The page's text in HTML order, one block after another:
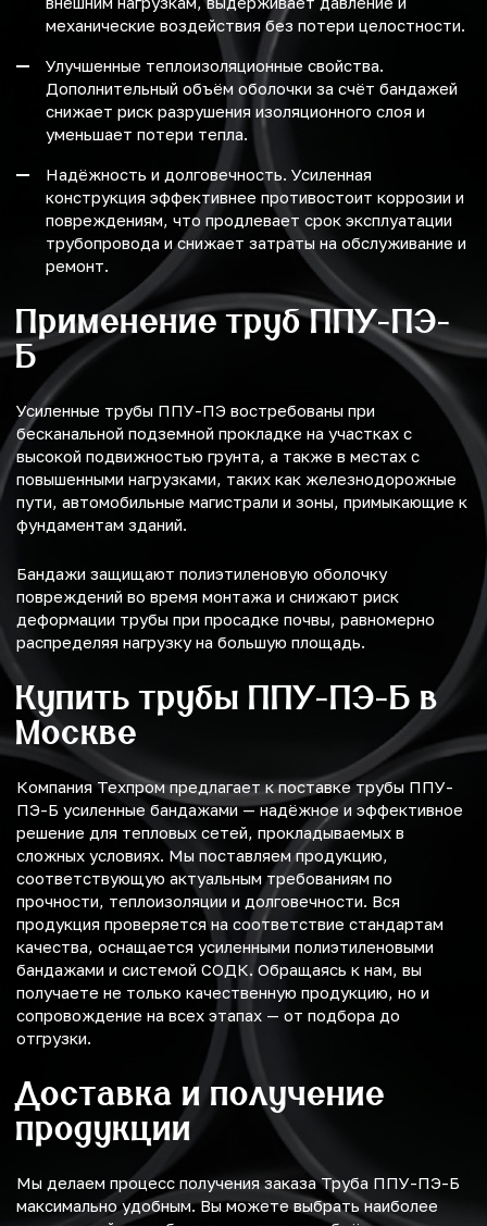
механические воздействия без потери целостности.
Улучшенные теплоизоляционные свойства.
Дополнительный объём оболочки за счёт бандажей
снижает риск разрушения изоляционного слоя и
уменьшает потери тепла.
Надёжность и долговечность. Усиленная
конструкция эффективнее противостоит коррозии и
повреждениям, что продлевает срок эксплуатации
трубопровода и снижает затраты на обслуживание и
ремонт.
Применение труб ППУ-ПЭ-
Б
Усиленные трубы ППУ-ПЭ востребованы при
бесканальной подземной прокладке на участках с
высокой подвижностью грунта, а также в местах с
повышенными нагрузками, таких как железнодорожные
пути, автомобильные магистрали и зоны, примыкающие к
фундаментам зданий.
Бандажи защищают полиэтиленовую оболочку
повреждений во время монтажа и снижают риск
деформации трубы при просадке почвы, равномерно
распределяя нагрузку на большую площадь.
Купить трубы ППУ-ПЭ-Б в
Москве
Компания Техпром предлагает к поставке трубы ППУ-
ПЭ-Б усиленные бандажами — надёжное и эффективное
решение для тепловых сетей, прокладываемых в
сложных условиях. Мы поставляем продукцию,
соответствующую актуальным требованиям по
прочности, теплоизоляции и долговечности. Вся
продукция проверяется на соответствие стандартам
качества, оснащается усиленными полиэтиленовыми
бандажами и системой СОДК. Обращаясь к нам, вы
получаете не только качественную продукцию, но и
сопровождение на всех этапах — от подбора до
отгрузки.
Доставка и получение
продукции
Мы делаем процесс получения заказа Труба ППУ-ПЭ-Б
максимально удобным. Вы можете выбрать наиболее